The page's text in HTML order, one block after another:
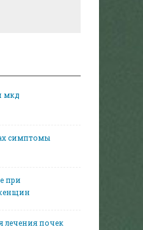
мкд
симптомы
при
лечения почек